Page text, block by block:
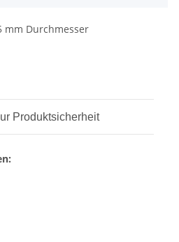
mm Durchmesser
Produktsicherheit